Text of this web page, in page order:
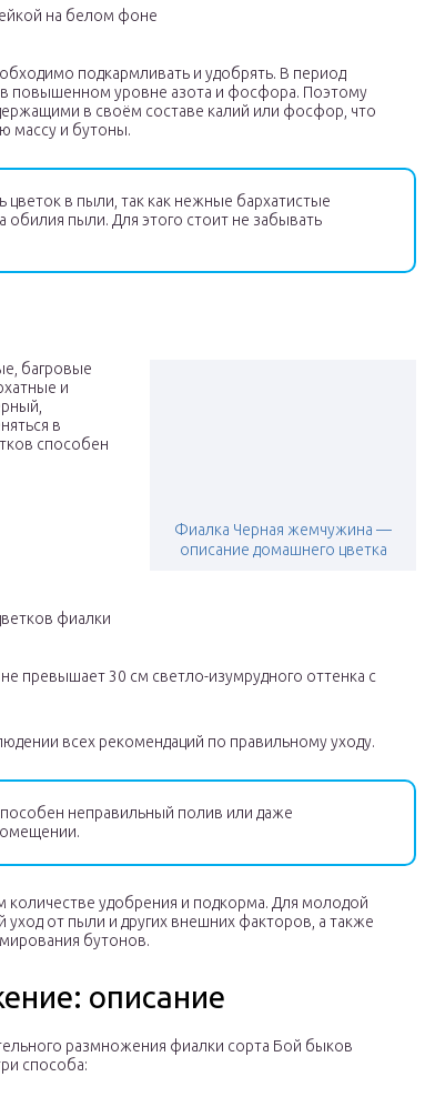
на белом фоне
подкармливать и удобрять. В период
в повышенном уровне азота и фосфора. Поэтому
в своём составе калий или фосфор, что
массу и бутоны.
в пыли, так как нежные бархатистые
обилия пыли. Для этого стоит не забывать
Фиалка Черная жемчужина —
описание домашнего цветка
багровые
и
в
способен
фиалки
превышает 30 см светло-изумрудного оттенка с
всех рекомендаций по правильному уходу.
неправильный полив или даже
количестве удобрения и подкорма. Для молодой
от пыли и других внешних факторов, а также
бутонов.
описание
размножения фиалки сорта Бой быков
способа: